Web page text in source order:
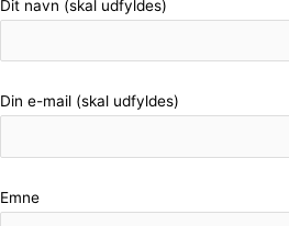
Dit navn (skal udfyldes)
Din e-mail (skal udfyldes)
Emne